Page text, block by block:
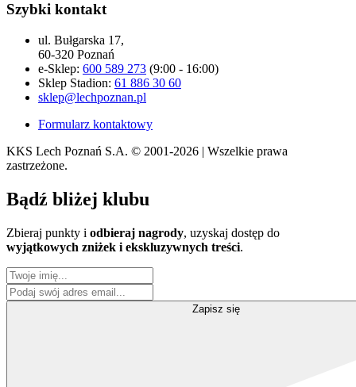
Szybki kontakt
ul. Bułgarska 17,
60-320 Poznań
e-Sklep: 600 589 273 (9:00 - 16:00)
Sklep Stadion: 61 886 30 60
sklep@lechpoznan.pl
Formularz kontaktowy
KKS Lech Poznań S.A. © 2001-2026 | Wszelkie prawa
zastrzeżone.
Bądź bliżej klubu
Zbieraj punkty i odbieraj nagrody, uzyskaj dostęp do
wyjątkowych zniżek i ekskluzywnych treści.
Zapisz się